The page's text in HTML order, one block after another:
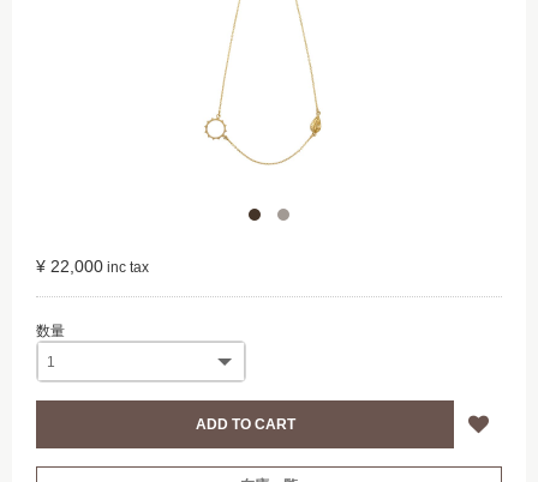
¥ 22,000